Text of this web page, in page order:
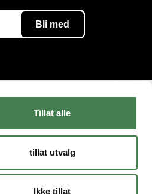
Tillat alle
tillat utvalg
Ikke tillat
Kundeservice
Levering og retur